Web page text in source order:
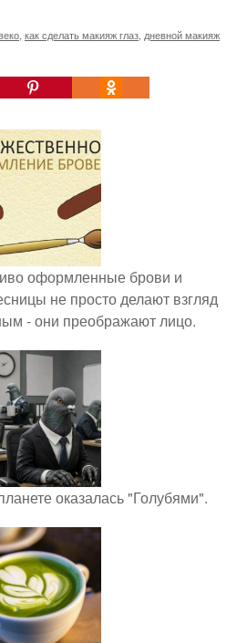
как сделать макияж глаз дневной макияж
оформленные брови и
не просто делают взгляд
- они преображают лицо.
оказалась "Голубями".